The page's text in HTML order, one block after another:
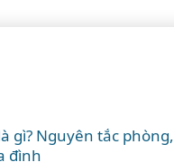
gì? Nguyên tắc phòng,
đình